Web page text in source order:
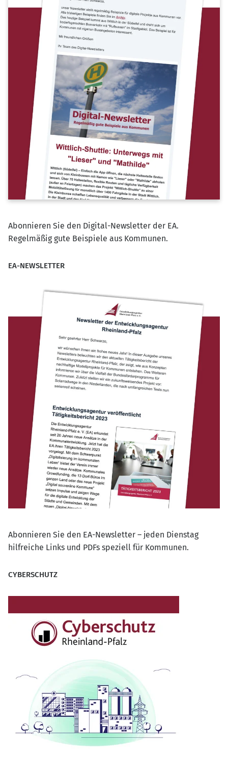
Abonnieren Sie den Digital-Newsletter der EA.
Regelmäßig gute Beispiele aus Kommunen.
EA-NEWSLETTER
Abonnieren Sie den EA-Newsletter – jeden Dienstag
hilfreiche Links und PDFs speziell für Kommunen.
CYBERSCHUTZ